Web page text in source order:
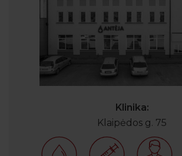
Klinika:
Klaipėdos g. 75